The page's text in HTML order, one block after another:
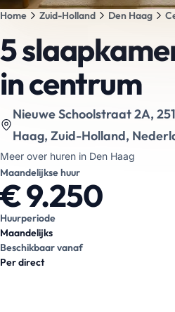
Neem contact op voor meer
Home Zuid-Holland Den Haag
5
in centrum
Bekijk locatie op kaart:
Nieuwe Schoolstraat 2A,
Haag, Zuid-Holland,
Meer over huren in Den Haag
Maandelijkse huur
€ 9.250
Huurperiode
Maandelijks
Beschikbaar vanaf
Per direct